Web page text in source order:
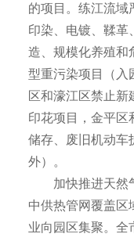
的项目。练江流域
印染、电镀、鞣革
造、规模化养殖和
型重污染项目（入
区和濠江区禁止新
印花项目，金平区
储存、废旧机动车
外）。
加快推进天然气
中供热管网覆盖区
业向园区集聚。全